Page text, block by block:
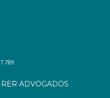
ADVOGADOS